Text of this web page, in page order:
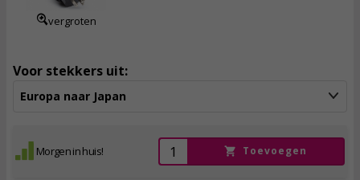
vergroten
Voor stekkers uit:
Europa naar Japan
Morgen in huis! Toevoegen